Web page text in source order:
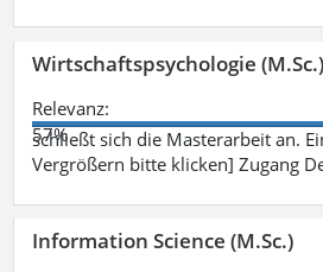
Wirtschaftspsychologie (M.Sc.)
Relevanz:
57%
schließt sich die Masterarbeit an.
Vergrößern bitte klicken] Zugang
Information Science (M.Sc.)